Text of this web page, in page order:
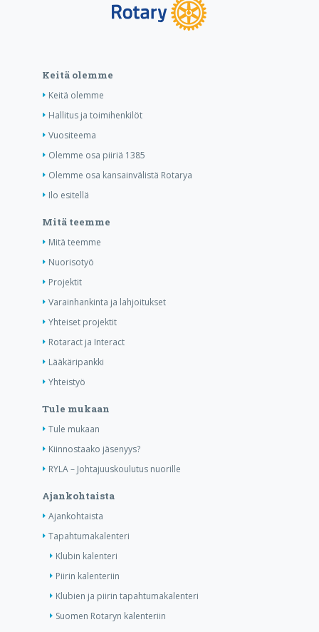
Keitä olemme
Keitä olemme
Hallitus ja toimihenkilöt
Vuositeema
Olemme osa piiriä 1385
Olemme osa kansainvälistä Rotarya
Ilo esitellä
Mitä teemme
Mitä teemme
Nuorisotyö
Projektit
Varainhankinta ja lahjoitukset
Yhteiset projektit
Rotaract ja Interact
Lääkäripankki
Yhteistyö
Tule mukaan
Tule mukaan
Kiinnostaako jäsenyys?
RYLA – Johtajuuskoulutus nuorille
Ajankohtaista
Ajankohtaista
Tapahtumakalenteri
Klubin kalenteri
Piirin kalenteriin
Klubien ja piirin tapahtumakalenteri
Suomen Rotaryn kalenteriin